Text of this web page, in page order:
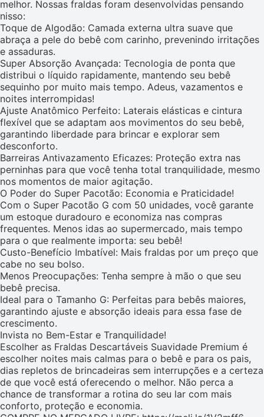
melhor. Nossas fraldas foram desenvolvidas pensando
nisso:
Toque de Algodão: Camada externa ultra suave que
abraça a pele do bebê com carinho, prevenindo irritações
e assaduras.
Super Absorção Avançada: Tecnologia de ponta que
distribui o líquido rapidamente, mantendo seu bebê
sequinho por muito mais tempo. Adeus, vazamentos e
noites interrompidas!
Ajuste Anatômico Perfeito: Laterais elásticas e cintura
flexível que se adaptam aos movimentos do seu bebê,
garantindo liberdade para brincar e explorar sem
desconforto.
Barreiras Antivazamento Eficazes: Proteção extra nas
perninhas para que você tenha total tranquilidade, mesmo
nos momentos de maior agitação.
O Poder do Super Pacotão: Economia e Praticidade!
Com o Super Pacotão G com 50 unidades, você garante
um estoque duradouro e economiza nas compras
frequentes. Menos idas ao supermercado, mais tempo
para o que realmente importa: seu bebê!
Custo-Benefício Imbatível: Mais fraldas por um preço que
cabe no seu bolso.
Menos Preocupações: Tenha sempre à mão o que seu
bebê precisa.
Ideal para o Tamanho G: Perfeitas para bebês maiores,
garantindo ajuste e absorção ideais para essa fase de
crescimento.
Invista no Bem-Estar e Tranquilidade!
Escolher as Fraldas Descartáveis Suavidade Premium é
escolher noites mais calmas para o bebê e para os pais,
dias repletos de brincadeiras sem interrupções e a certeza
de que você está oferecendo o melhor. Não perca a
chance de transformar a rotina do seu lar com mais
conforto, proteção e economia.